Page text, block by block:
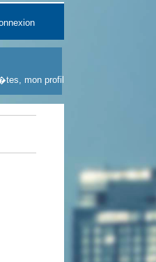
mon profil